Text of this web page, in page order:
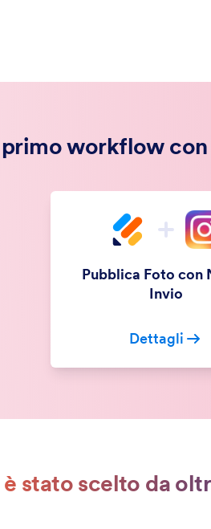
workflow con
Pubblica Foto con
Invio
Dettagli
stato scelto da